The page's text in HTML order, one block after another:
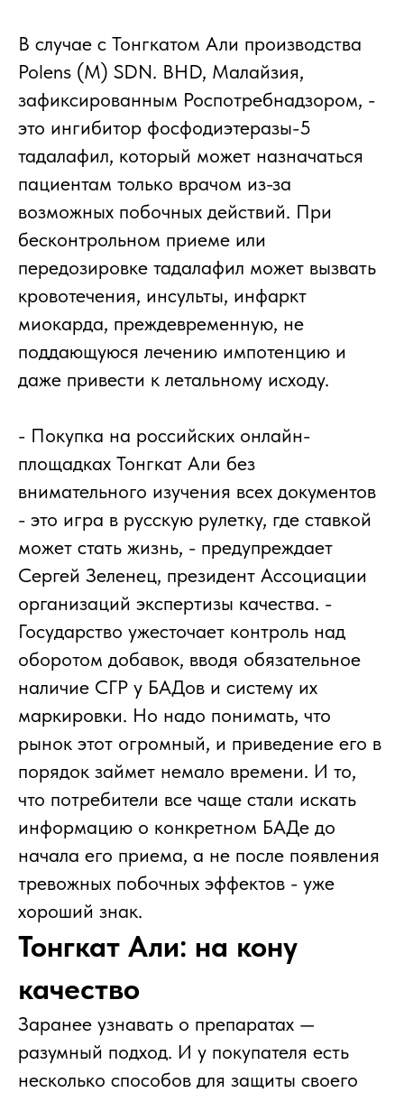
В случае с Тонгкатом Али производства
Polens (M) SDN. BHD, Малайзия,
зафиксированным Роспотребнадзором, -
это ингибитор фосфодиэтеразы-5
тадалафил, который может назначаться
пациентам только врачом из-за
возможных побочных действий. При
бесконтрольном приеме или
передозировке тадалафил может вызвать
кровотечения, инсульты, инфаркт
миокарда, преждевременную, не
поддающуюся лечению импотенцию и
даже привести к летальному исходу.
- Покупка на российских онлайн-
площадках Тонгкат Али без
внимательного изучения всех документов
- это игра в русскую рулетку, где ставкой
может стать жизнь, - предупреждает
Сергей Зеленец, президент Ассоциации
организаций экспертизы качества. -
Государство ужесточает контроль над
оборотом добавок, вводя обязательное
наличие СГР у БАДов и систему их
маркировки. Но надо понимать, что
рынок этот огромный, и приведение его в
порядок займет немало времени. И то,
что потребители все чаще стали искать
информацию о конкретном БАДе до
начала его приема, а не после появления
тревожных побочных эффектов - уже
хороший знак.
Тонгкат Али: на кону
качество
Заранее узнавать о препаратах —
разумный подход. И у покупателя есть
несколько способов для защиты своего